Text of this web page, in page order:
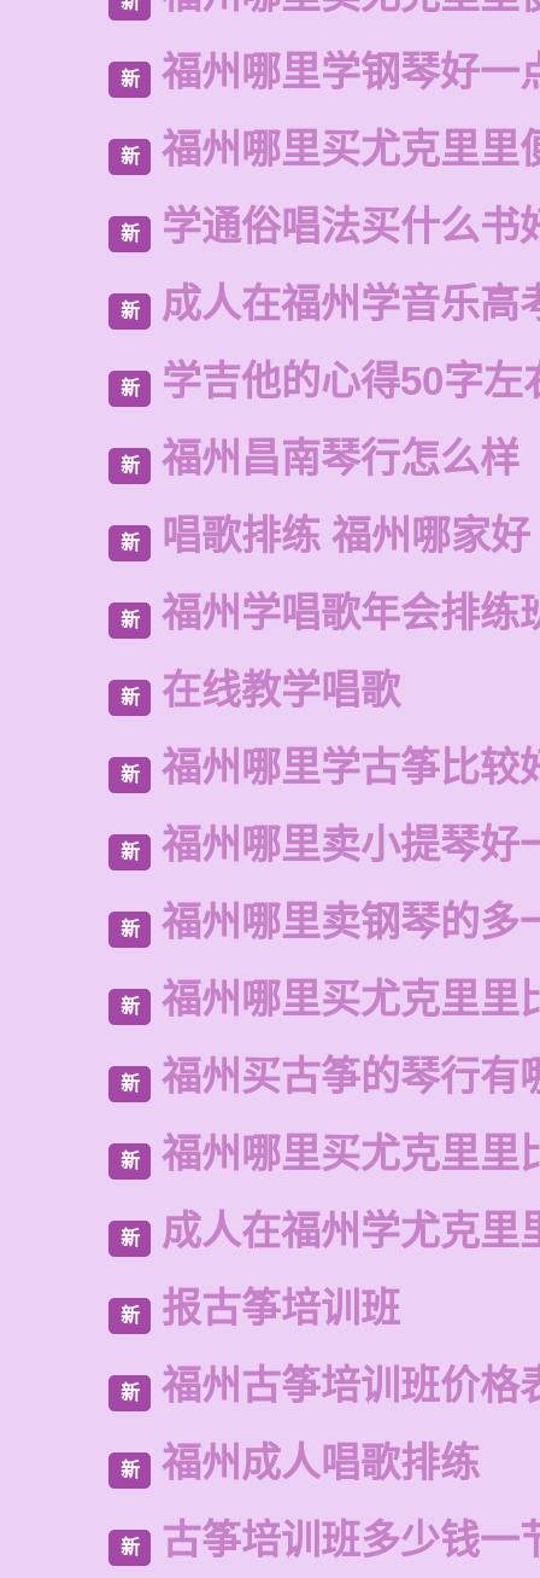
新 福州哪里学钢琴好一
新 福州哪里买尤克里里
新 学通俗唱法买什么书
新 成人在福州学音乐高
新 学吉他的心得50字左
新 福州昌南琴行怎么样
新 唱歌排练 福州哪家好
新 福州学唱歌年会排练
新 在线教学唱歌
新 福州哪里学古筝比较
新 福州哪里卖小提琴好
新 福州哪里卖钢琴的多
新 福州哪里买尤克里里
新 福州买古筝的琴行有
新 福州哪里买尤克里里
新 成人在福州学尤克里
新 报古筝培训班
新 福州古筝培训班价格
新 福州成人唱歌排练
新 古筝培训班多少钱一